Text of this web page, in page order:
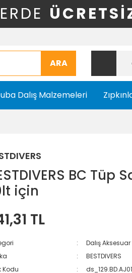
ARA
Dalış Malzemeleri
BC
için
TL
Dalış
BESTDIVERS
Kodu